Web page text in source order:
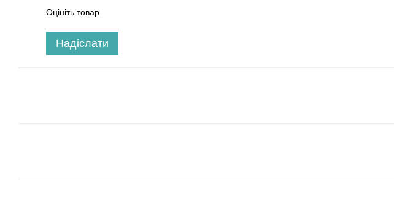
Оцініть товар
Надіслати